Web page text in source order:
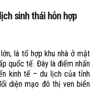
sinh thái hỗn hợp
là tổ hợp khu nhà ở mật
quốc tế. Đây là điểm nhấn
kinh tế – du lịch của tỉnh
diện mạo đô thị ven biển